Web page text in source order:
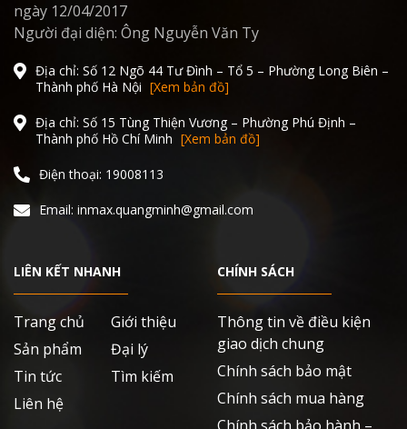
ngày 12/04/2017
Người đại diện: Ông Nguyễn Văn Ty
Địa chỉ: Số 12 Ngõ 44 Tư Đình – Tổ 5 – Phường Long Biên –
Thành phố Hà Nội [Xem bản đồ]
Địa chỉ: Số 15 Tùng Thiện Vương – Phường Phú Định –
Thành phố Hồ Chí Minh [Xem bản đồ]
Điện thoại: 19008113
Email: inmax.quangminh@gmail.com
LIÊN KẾT NHANH
Trang chủ
Giới thiệu
Sản phẩm
Đại lý
Tin tức
Tìm kiếm
Liên hệ
CHÍNH SÁCH
Thông tin về điều kiện
giao dịch chung
Chính sách bảo mật
Chính sách mua hàng